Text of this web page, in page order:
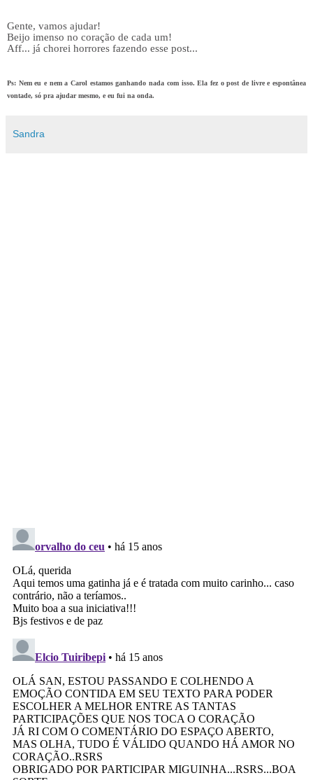
Gente, vamos ajudar!
Beijo imenso no coração de cada um!
Aff... já chorei horrores fazendo esse post...
Ps: Nem eu e nem a Carol estamos ganhando nada com isso. Ela fez o post de livre e espontânea
vontade, só pra ajudar mesmo, e eu fui na onda.
Sandra